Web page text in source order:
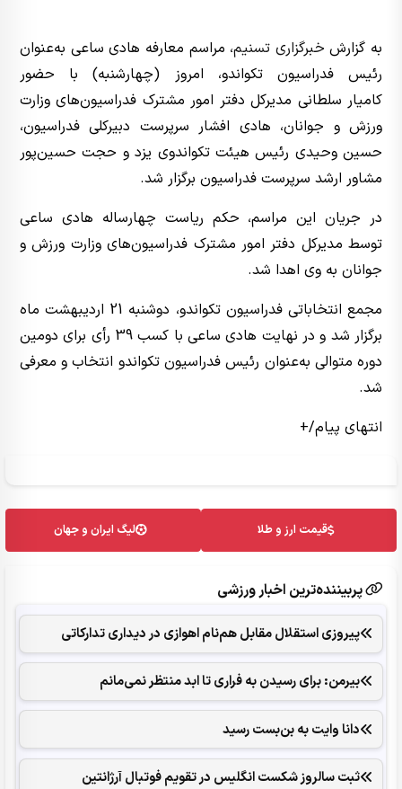
به گزارش خبرگزاری تسنیم، مراسم معارفه هادی ساعی به‌عنوان
رئیس فدراسیون تکواندو، امروز (چهارشنبه) با حضور
کامیار سلطانی مدیرکل دفتر امور مشترک فدراسیون‌های وزارت
ورزش و جوانان، هادی افشار سرپرست دبیرکلی فدراسیون،
حسین وحیدی رئیس هیئت تکواندوی یزد و حجت حسین‌پور
مشاور ارشد سرپرست فدراسیون برگزار شد.
در جریان این مراسم، حکم ریاست چهارساله هادی ساعی
توسط مدیرکل دفتر امور مشترک فدراسیون‌های وزارت ورزش و
جوانان به وی اهدا شد.
مجمع انتخاباتی فدراسیون تکواندو، دوشنبه 21 اردیبهشت ماه
برگزار شد و در نهایت هادی ساعی با کسب 39 رأی برای دومین
دوره متوالی به‌عنوان رئیس فدراسیون تکواندو انتخاب و معرفی
شد.
انتهای پیام/+
قیمت ارز و طلا لیگ ایران و جهان
پربیننده‌ترین اخبار ورزشی
پیروزی استقلال مقابل هم‌نام اهوازی در دیداری تدارکاتی
بیرمن: برای رسیدن به فراری تا ابد منتظر نمی‌مانم
دانا وایت به بن‌بست رسید
ثبت سالروز شکست انگلیس در تقویم فوتبال آرژانتین